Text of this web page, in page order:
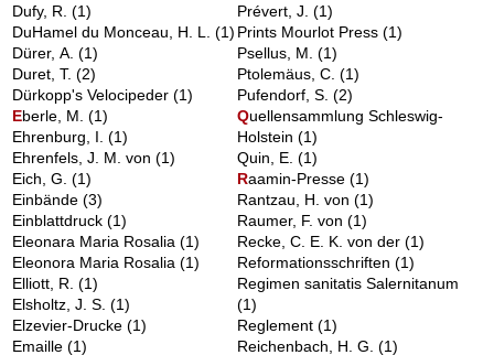
Dufy, R.(1)
DuHamel du Monceau, H. L.(1)
Dürer, A.(1)
Duret, T.(2)
Dürkopp's Velocipeder(1)
Eberle, M.(1)
Ehrenburg, I.(1)
Ehrenfels, J. M. von(1)
Eich, G.(1)
Einbände(3)
Einblattdruck(1)
Eleonara Maria Rosalia(1)
Eleonora Maria Rosalia(1)
Elliott, R.(1)
Elsholtz, J. S.(1)
Elzevier-Drucke(1)
Emaille(1)
Prévert, J.(1)
Prints Mourlot Press(1)
Psellus, M.(1)
Ptolemäus, C.(1)
Pufendorf, S.(2)
Quellensammlung Schleswig-
Holstein(1)
Quin, E.(1)
Raamin-Presse(1)
Rantzau, H. von(1)
Raumer, F. von(1)
Recke, C. E. K. von der(1)
Reformationsschriften(1)
Regimen sanitatis Salernitanum
(1)
Reglement(1)
Reichenbach, H. G.(1)